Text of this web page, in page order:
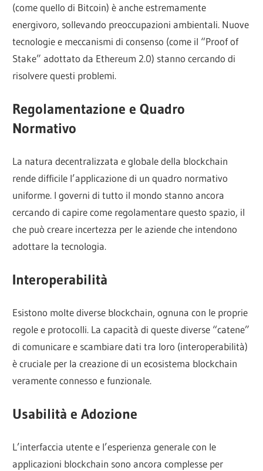
(come quello di Bitcoin) è anche estremamente
energivoro, sollevando preoccupazioni ambientali. Nuove
tecnologie e meccanismi di consenso (come il “Proof of
Stake” adottato da Ethereum 2.0) stanno cercando di
risolvere questi problemi.
Regolamentazione e Quadro
Normativo
La natura decentralizzata e globale della blockchain
rende difficile l’applicazione di un quadro normativo
uniforme. I governi di tutto il mondo stanno ancora
cercando di capire come regolamentare questo spazio, il
che può creare incertezza per le aziende che intendono
adottare la tecnologia.
Interoperabilità
Esistono molte diverse blockchain, ognuna con le proprie
regole e protocolli. La capacità di queste diverse “catene”
di comunicare e scambiare dati tra loro (interoperabilità)
è cruciale per la creazione di un ecosistema blockchain
veramente connesso e funzionale.
Usabilità e Adozione
L’interfaccia utente e l’esperienza generale con le
applicazioni blockchain sono ancora complesse per